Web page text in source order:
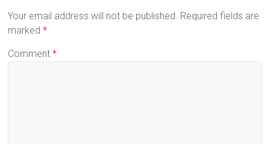
Your email address will not be published. Required fields are
marked*
Comment*